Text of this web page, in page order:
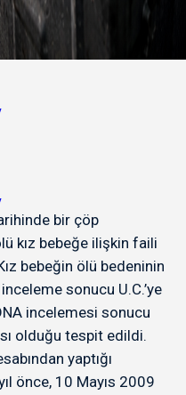
bir çöp
kız bebeğe ilişkin faili
bebeğin ölü bedeninin
sonucu U.C.’ye
incelemesi sonucu
olduğu tespit edildi.
yaptığı
önce, 10 Mayıs 2009